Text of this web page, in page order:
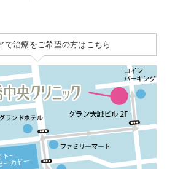
で治療をご希望の方はこちら